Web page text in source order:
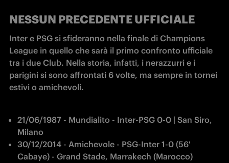
NESSUN PRECEDENTE UFFICIALE
Inter e PSG si sfideranno nella finale di Champions
League in quello che sarà il primo confronto ufficiale
tra i due Club. Nella storia, infatti, i nerazzurri e i
parigini si sono affrontati 6 volte, ma sempre in tornei
estivi o amichevoli.
21/06/1987 - Mundialito - Inter-PSG 0-0 | San Siro,
Milano
30/12/2014 - Amichevole - PSG-Inter 1-0 (56'
Cabaye) - Grand Stade, Marrakech (Marocco)